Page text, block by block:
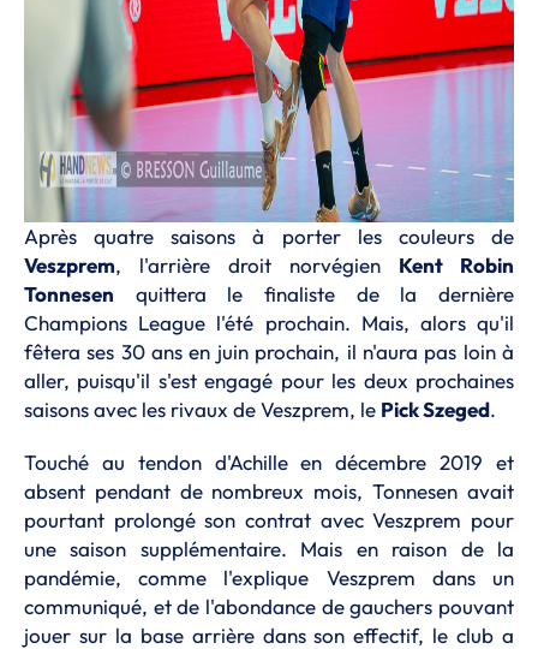
Après quatre saisons à porter les couleurs de
Veszprem, l'arrière droit norvégien Kent Robin
Tonnesen quittera le finaliste de la dernière
Champions League l'été prochain. Mais, alors qu'il
fêtera ses 30 ans en juin prochain, il n'aura pas loin à
aller, puisqu'il s'est engagé pour les deux prochaines
saisons avec les rivaux de Veszprem, le Pick Szeged.
Touché au tendon d'Achille en décembre 2019 et
absent pendant de nombreux mois, Tonnesen avait
pourtant prolongé son contrat avec Veszprem pour
une saison supplémentaire. Mais en raison de la
pandémie, comme l'explique Veszprem dans un
communiqué, et de l'abondance de gauchers pouvant
jouer sur la base arrière dans son effectif, le club a